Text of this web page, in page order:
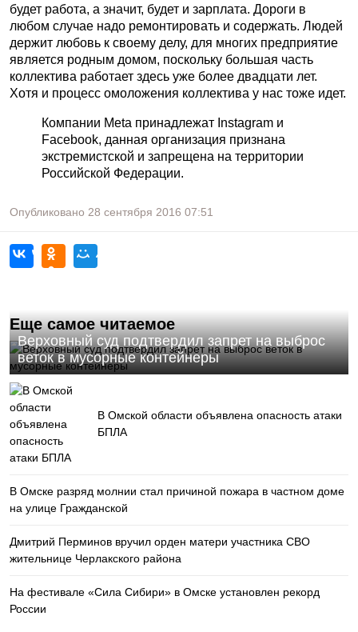
будет работа, а значит, будет и зарплата. Дороги в
любом случае надо ремонтировать и содержать. Людей
держит любовь к своему делу, для многих предприятие
является родным домом, поскольку большая часть
коллектива работает здесь уже более двадцати лет.
Хотя и процесс омоложения коллектива у нас тоже идет.
Компании Meta принадлежат Instagram и
Facebook, данная организация признана
экстремистской и запрещена на территории
Российской Федерации.
Опубликовано 28 сентября 2016 07:51
Еще самое читаемое
Верховный суд подтвердил запрет на выброс
веток в мусорные контейнеры
В Омской области объявлена опасность атаки
БПЛА
В Омске разряд молнии стал причиной пожара в частном доме
на улице Гражданской
Дмитрий Перминов вручил орден матери участника СВО
жительнице Черлакского района
На фестивале «Сила Сибири» в Омске установлен рекорд
России